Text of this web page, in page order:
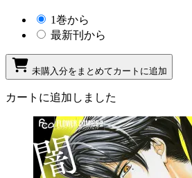
1巻から
最新刊から
未購入分をまとめてカートに追加
カートに追加しました